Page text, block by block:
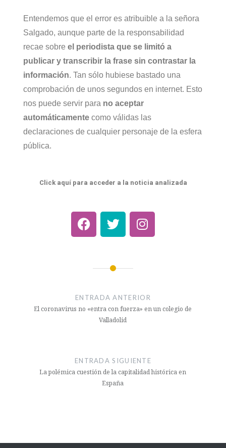
Entendemos que el error es atribuible a la señora
Salgado, aunque parte de la responsabilidad
recae sobre el periodista que se limitó a
publicar y transcribir la frase sin contrastar la
información. Tan sólo hubiese bastado una
comprobación de unos segundos en internet. Esto
nos puede servir para no aceptar
automáticamentecomo válidas las
declaraciones de cualquier personaje de la esfera
pública.
Click aquí para acceder a la noticia analizada
ENTRADA ANTERIOR
El coronavirus no «entra con fuerza» en un colegio de
Valladolid
ENTRADA SIGUIENTE
La polémica cuestión de la capitalidad histórica en
España